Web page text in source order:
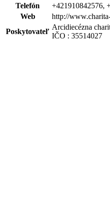
Telefón
+421910842576,
Web
http://
Poskytovateľ
Arcidiecézna
IČO : 35514027